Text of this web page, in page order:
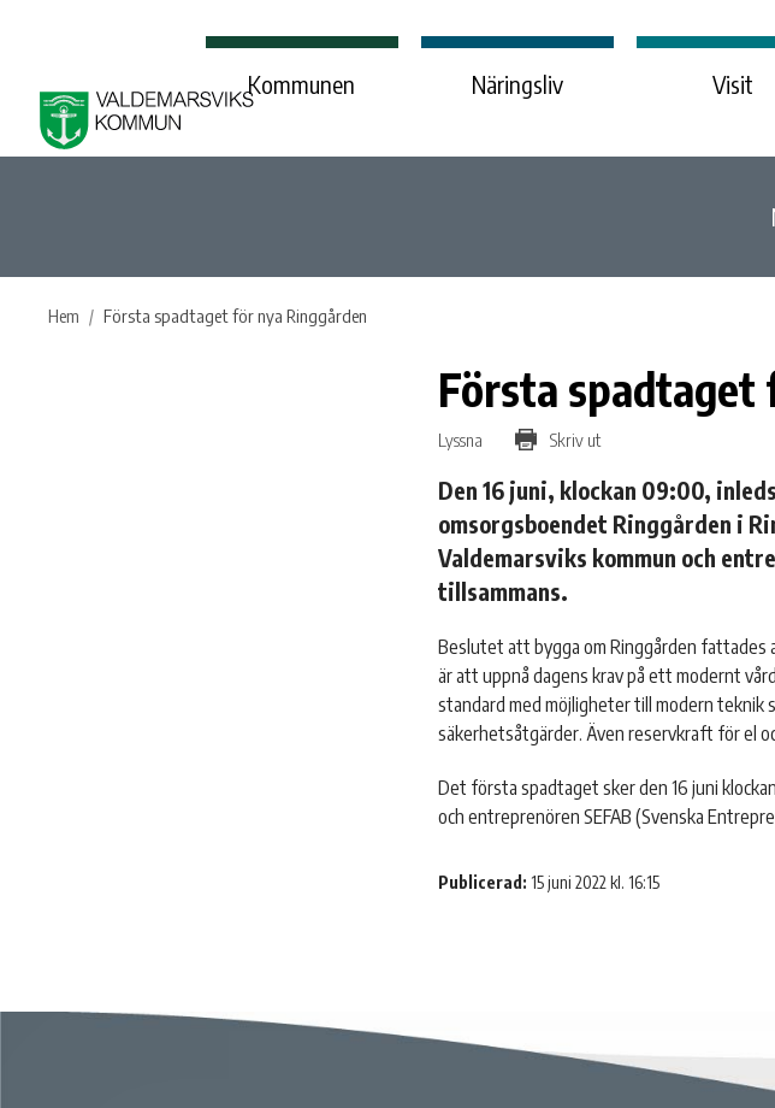
Kommunen Näringsliv Visit
Hem Första spadtaget för nya Ringgården
Första spadtaget
Lyssna Skriv ut
Den 16 juni, klockan 09:00,
omsorgsboendet Ringgården i
Valdemarsviks kommun och
tillsammans.
Beslutet att bygga om Ringgården fattades
är att uppnå dagens krav på ett modernt
standard med möjligheter till modern teknik
säkerhetsåtgärder. Även reservkraft för el
Det första spadtaget sker den 16 juni
och entreprenören SEFAB (Svenska
Publicerad: 15 juni 2022 kl. 16:15